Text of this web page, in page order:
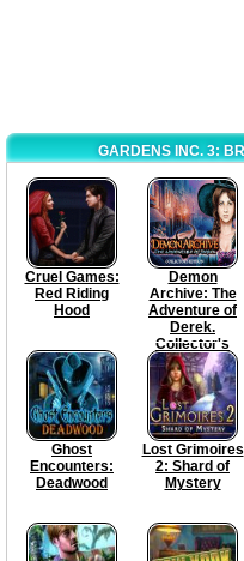
Cruel Games:
Red Riding
Hood
Demon
Archive: The
Adventure of
Derek.
Collector's
Edition
Ghost
Encounters:
Deadwood
Lost Grimoires
2: Shard of
Mystery